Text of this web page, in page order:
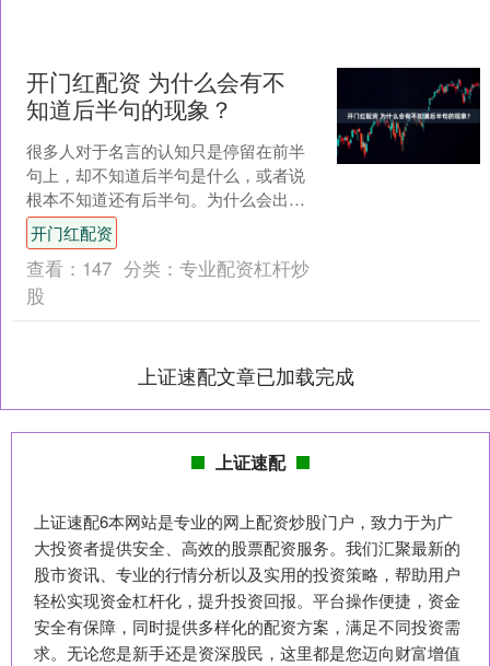
开门红配资 为什么会有不
知道后半句的现象？
很多人对于名言的认知只是停留在前半
句上，却不知道后半句是什么，或者说
根本不知道还有后半句。为什么会出现
这种现象？ 很多人引用名言，只是为了
让名言说明自己的论点，....
开门红配资
查看： 147 分类： 专业配资杠杆炒
股
上证速配文章已加载完成
上证速配
上证速配6本网站是专业的网上配资炒股门户，致力于为广
大投资者提供安全、高效的股票配资服务。我们汇聚最新的
股市资讯、专业的行情分析以及实用的投资策略，帮助用户
轻松实现资金杠杆化，提升投资回报。平台操作便捷，资金
安全有保障，同时提供多样化的配资方案，满足不同投资需
求。无论您是新手还是资深股民，这里都是您迈向财富增值